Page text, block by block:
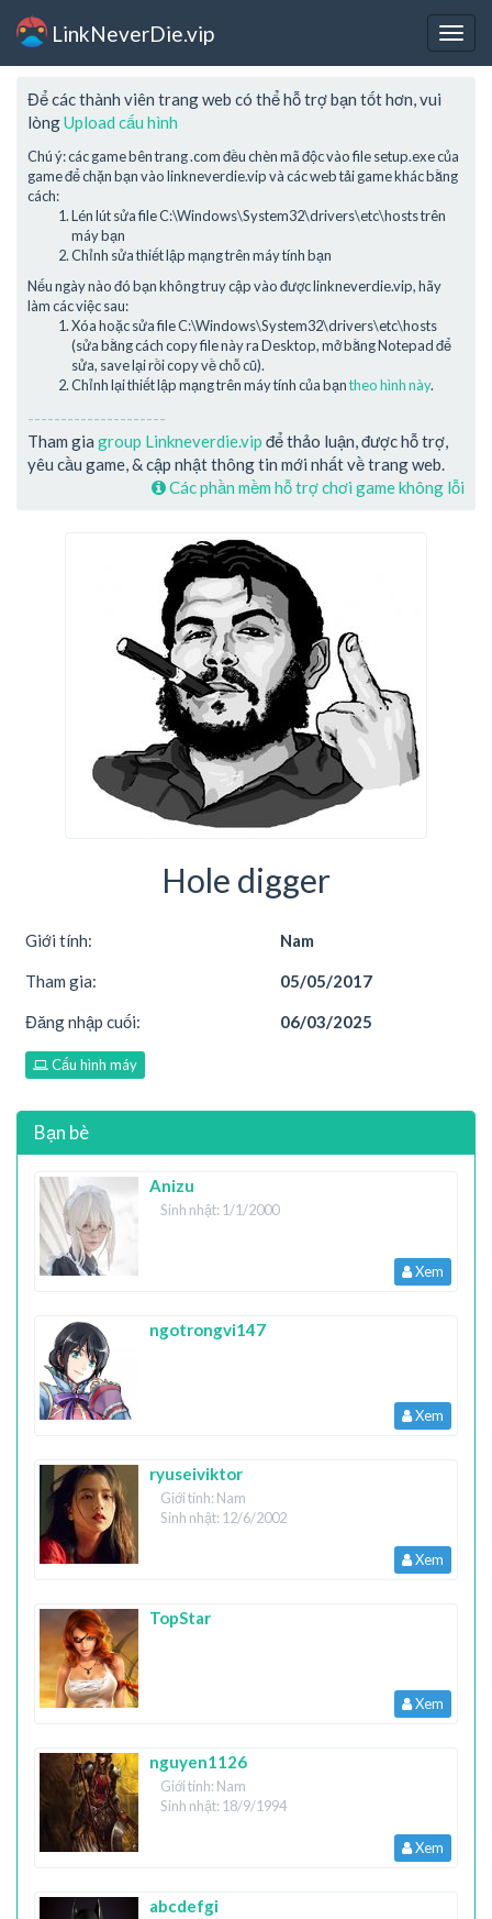
LinkNeverDie.vip
Để các thành viên trang web có thể hỗ trợ bạn tốt hơn, vui
lòngUpload cấu hình
Chú ý: các game bên trang .com đều chèn mã độc vào file setup.exe của
game để chặn bạn vào linkneverdie.vip và các web tải game khác bằng
cách:
Lén lút sửa file C:\Windows\System32\drivers\etc\hosts trên
máy bạn
Chỉnh sửa thiết lập mạng trên máy tính bạn
Nếu ngày nào đó bạn không truy cập vào được linkneverdie.vip, hãy
làm các việc sau:
Xóa hoặc sửa file C:\Windows\System32\drivers\etc\hosts
(sửa bằng cách copy file này ra Desktop, mở bằng Notepad để
sửa, save lại rồi copy về chỗ cũ).
Chỉnh lại thiết lập mạng trên máy tính của bạntheo hình này.
---------------------
Tham gia group Linkneverdie.vip để thảo luận, được hỗ trợ,
yêu cầu game, & cập nhật thông tin mới nhất về trang web.
Các phần mềm hỗ trợ chơi game không lỗi
Hole digger
Giới tính: Nam
Tham gia: 05/05/2017
Đăng nhập cuối: 06/03/2025
Cấu hình máy
Bạn bè
Anizu
Sinh nhật: 1/1/2000
Xem
ngotrongvi147
Xem
ryuseiviktor
Giới tính: Nam
Sinh nhật: 12/6/2002
Xem
TopStar
Xem
nguyen1126
Giới tính: Nam
Sinh nhật: 18/9/1994
Xem
abcdefgi